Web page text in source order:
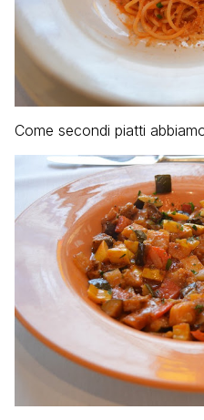
Come secondi piatti